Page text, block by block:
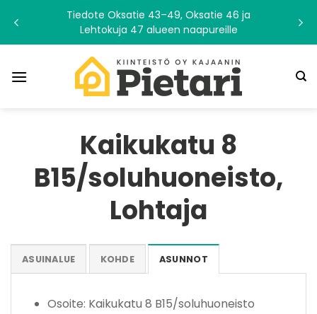
content
Tiedote Oksatie 43–49, Oksatie 46 ja
Lehtokuja 47 alueen naapureille
Kaikukatu 8
B15/soluhuoneisto,
Lohtaja
ASUINALUE KOHDE ASUNNOT
Osoite: Kaikukatu 8 B15/soluhuoneisto